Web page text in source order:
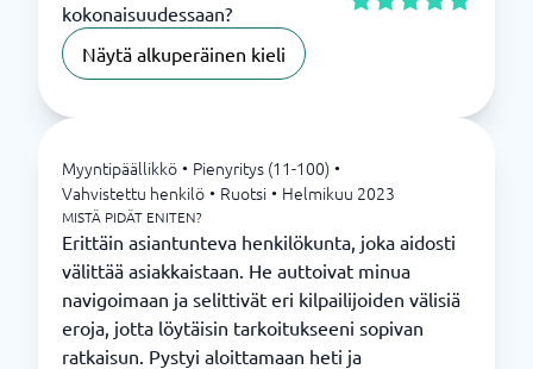
kokonaisuudessaan?
Näytä alkuperäinen kieli
Myyntipäällikkö • Pienyritys (11-100) •
Vahvistettu henkilö • Ruotsi • Helmikuu 2023
MISTÄ PIDÄT ENITEN?
Erittäin asiantunteva henkilökunta, joka aidosti
välittää asiakkaistaan. He auttoivat minua
navigoimaan ja selittivät eri kilpailijoiden välisiä
eroja, jotta löytäisin tarkoitukseeni sopivan
ratkaisun. Pystyi aloittamaan heti ja